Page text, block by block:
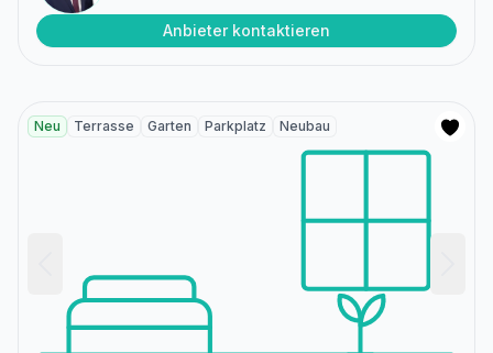
Anbieter kontaktieren
Neu Terrasse Garten Parkplatz Neubau